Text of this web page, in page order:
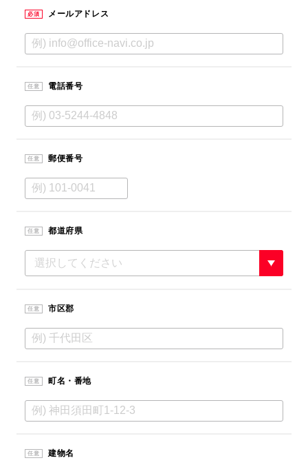
必須 メールアドレス
任意 電話番号
任意 郵便番号
任意 都道府県
任意 市区郡
任意 町名・番地
任意 建物名